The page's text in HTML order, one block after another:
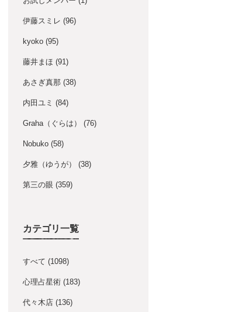
伊藤スミレ (96)
kyoko (95)
藤井まほ (91)
あさぎ真那 (38)
内田ユミ (84)
Graha（ぐらは） (76)
Nobuko (58)
夕雅（ゆうが） (38)
第三の眼 (359)
カテゴリ一覧
すべて (1098)
心理占星術 (183)
代々木店 (136)